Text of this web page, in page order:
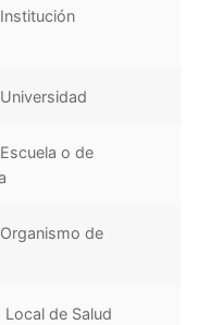
o de
de
de Salud